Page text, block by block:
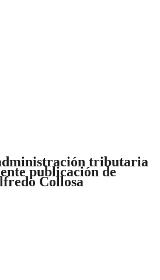
tributaria
publicación de
Collosa